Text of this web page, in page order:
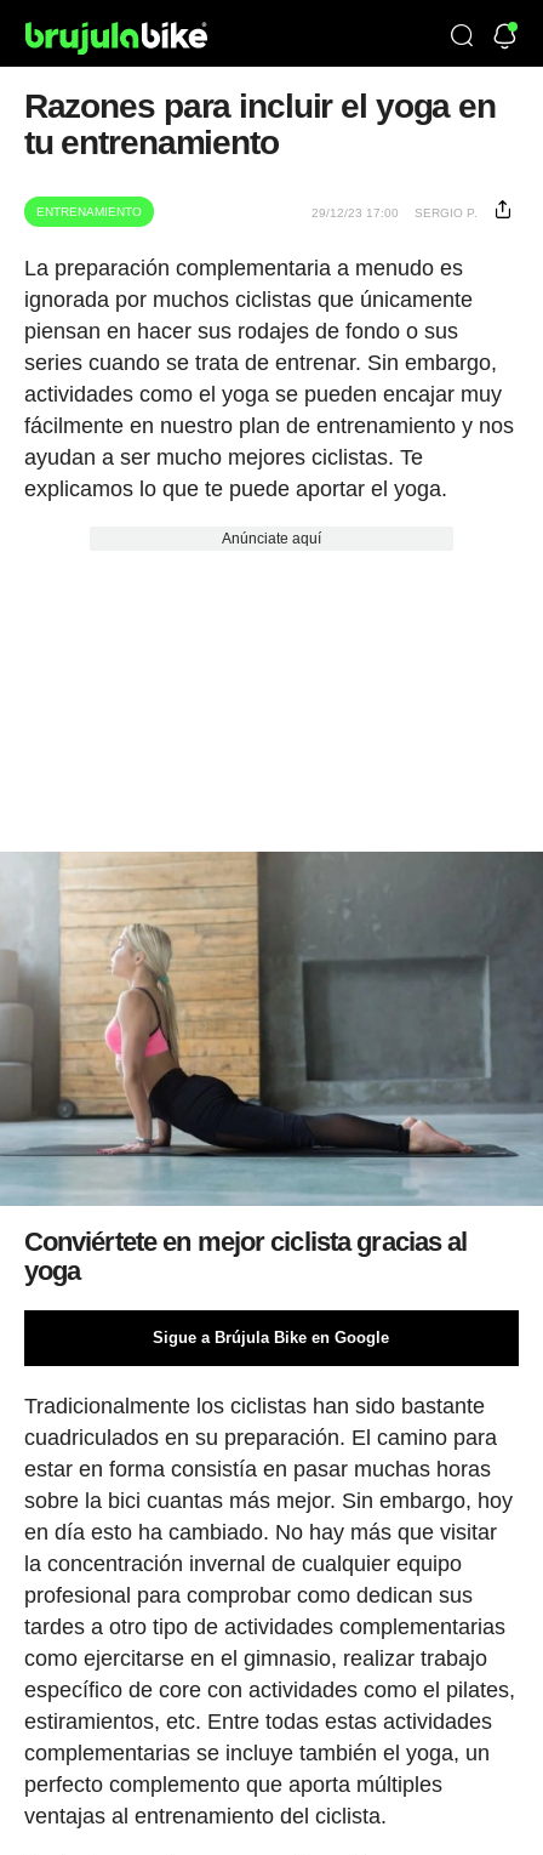
Razones para incluir el yoga en
tu entrenamiento
ENTRENAMIENTO 29/12/23 17:00 SERGIO P.
La preparación complementaria a menudo es
ignorada por muchos ciclistas que únicamente
piensan en hacer sus rodajes de fondo o sus
series cuando se trata de entrenar. Sin embargo,
actividades como el yoga se pueden encajar muy
fácilmente en nuestro plan de entrenamiento y nos
ayudan a ser mucho mejores ciclistas. Te
explicamos lo que te puede aportar el yoga.
Anúnciate aquí
Conviértete en mejor ciclista gracias al
yoga
Sigue a Brújula Bike en Google
Tradicionalmente los ciclistas han sido bastante
cuadriculados en su preparación. El camino para
estar en forma consistía en pasar muchas horas
sobre la bici cuantas más mejor. Sin embargo, hoy
en día esto ha cambiado. No hay más que visitar
la concentración invernal de cualquier equipo
profesional para comprobar como dedican sus
tardes a otro tipo de actividades complementarias
como ejercitarse en el gimnasio, realizar trabajo
específico de core con actividades como el pilates,
estiramientos, etc. Entre todas estas actividades
complementarias se incluye también el yoga, un
perfecto complemento que aporta múltiples
ventajas al entrenamiento del ciclista.